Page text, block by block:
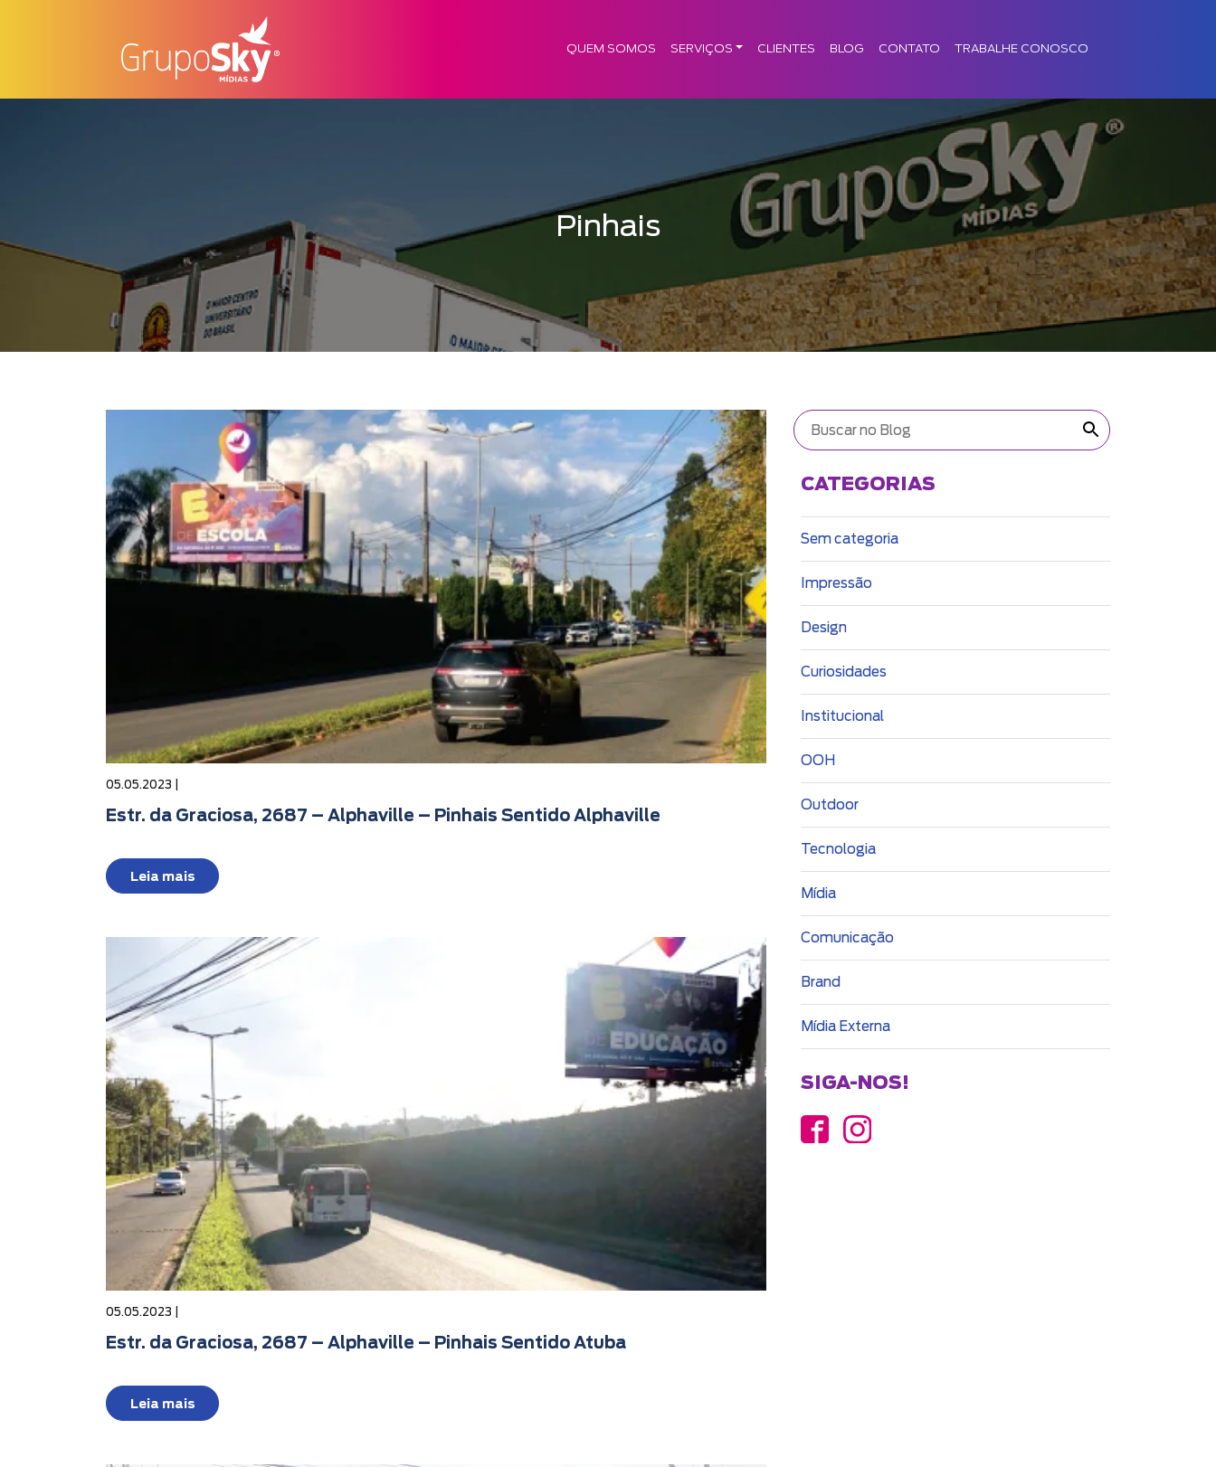
QUEM SOMOS SERVIÇOS CLIENTES BLOG CONTATO TRABALHE CONOSCO
Pinhais
05.05.2023 |
Estr. da Graciosa, 2687 – Alphaville – Pinhais Sentido Alphaville
Leia mais
05.05.2023 |
Estr. da Graciosa, 2687 – Alphaville – Pinhais Sentido Atuba
Leia mais
CATEGORIAS
Sem categoria
Impressão
Design
Curiosidades
Institucional
OOH
Outdoor
Tecnologia
Mídia
Comunicação
Brand
Mídia Externa
SIGA-NOS!